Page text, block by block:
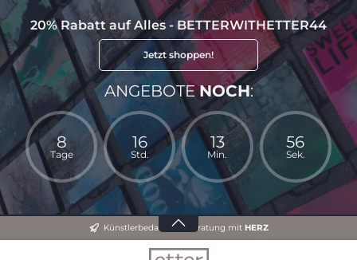
20% Rabatt auf Alles - BETTERWITHETTER44
Jetzt shoppen!
ANGEBOTENOCH:
8
Tage
16
Std.
13
Min.
56
Sek.
Künstlerbedarf und Beratung mitHERZ